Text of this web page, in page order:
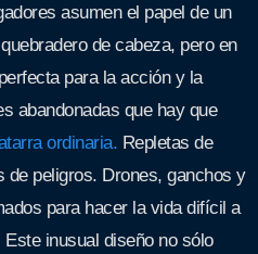
asumen el papel de un
de cabeza, pero en
para la acción y la
abandonadas que hay que
ordinaria. Repletas de
peligros. Drones, ganchos y
para hacer la vida difícil a
inusual diseño no sólo